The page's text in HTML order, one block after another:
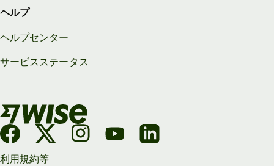
ヘルプ
ヘルプセンター
サービスステータス
利用規約等